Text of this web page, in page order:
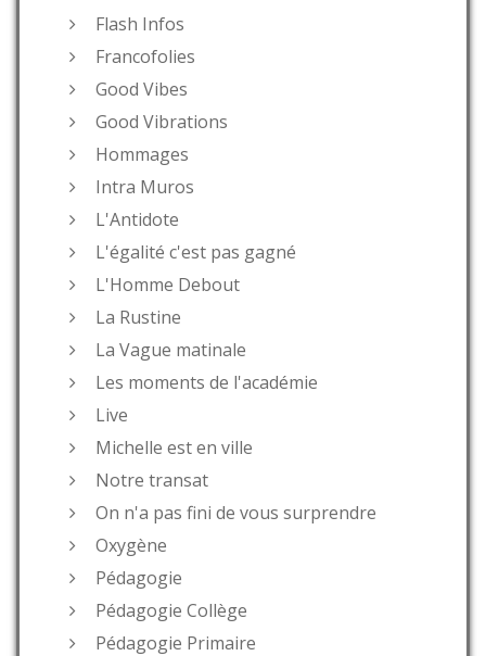
Flash Infos
Francofolies
Good Vibes
Good Vibrations
Hommages
Intra Muros
L'Antidote
L'égalité c'est pas gagné
L'Homme Debout
La Rustine
La Vague matinale
Les moments de l'académie
Live
Michelle est en ville
Notre transat
On n'a pas fini de vous surprendre
Oxygène
Pédagogie
Pédagogie Collège
Pédagogie Primaire